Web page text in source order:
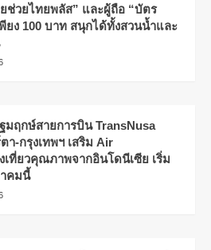
ช่วยไทยพลัส” และผู้ถือ “บัตร
ยง 100 บาท สนุกได้ทั้งสวนน้ำและ
ฤกษ์สายการบิน TransNusa
า-กรุงเทพฯ เสริม Air
ที่ยวคุณภาพจากอินโดนีเซีย เริ่ม
คมนี้